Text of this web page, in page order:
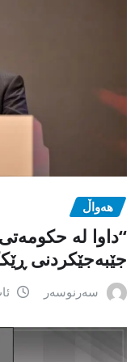
هەواڵ
“داوا لە
جێبەجێكردنی
سەرنوسەر ئاب